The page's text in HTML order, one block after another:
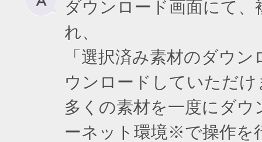
ダウンロード画面にて
れ、
「選択済み素材のダウ
ウンロードしていただけ
多くの素材を一度にダ
ーネット環境※で操作を